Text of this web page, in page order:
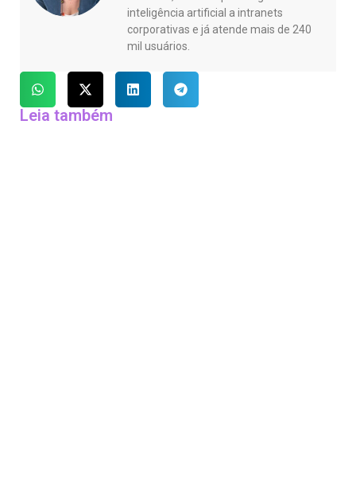
inteligência artificial a intranets
corporativas e já atende mais de 240
mil usuários.
Leia também